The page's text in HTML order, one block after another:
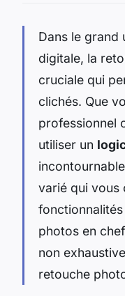
Dans le grand
digitale, la
cruciale qui
clichés. Que
professionnel
utiliser un
varié qui vous
photos en
non
retouche